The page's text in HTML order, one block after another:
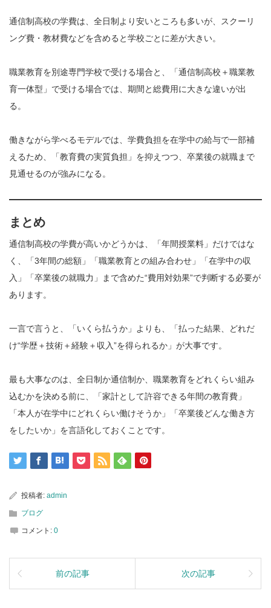
通信制高校の学費は、全日制より安いところも多いが、スクーリ
ング費・教材費などを含めると学校ごとに差が大きい。
職業教育を別途専門学校で受ける場合と、「通信制高校＋職業教
育一体型」で受ける場合では、期間と総費用に大きな違いが出
る。
働きながら学べるモデルでは、学費負担を在学中の給与で一部補
えるため、「教育費の実質負担」を抑えつつ、卒業後の就職まで
見通せるのが強みになる。
まとめ
通信制高校の学費が高いかどうかは、「年間授業料」だけではな
く、「3年間の総額」「職業教育との組み合わせ」「在学中の収
入」「卒業後の就職力」まで含めた“費用対効果”で判断する必要が
あります。
一言で言うと、「いくら払うか」よりも、「払った結果、どれだ
け“学歴＋技術＋経験＋収入”を得られるか」が大事です。
最も大事なのは、全日制か通信制か、職業教育をどれくらい組み
込むかを決める前に、「家計として許容できる年間の教育費」
「本人が在学中にどれくらい働けそうか」「卒業後どんな働き方
をしたいか」を言語化しておくことです。
投稿者: admin
ブログ
コメント: 0
前の記事 次の記事